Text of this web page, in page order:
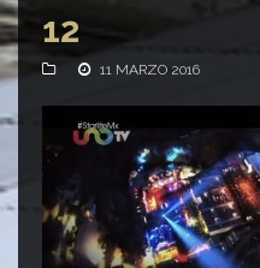
12
11 MARZO 2016